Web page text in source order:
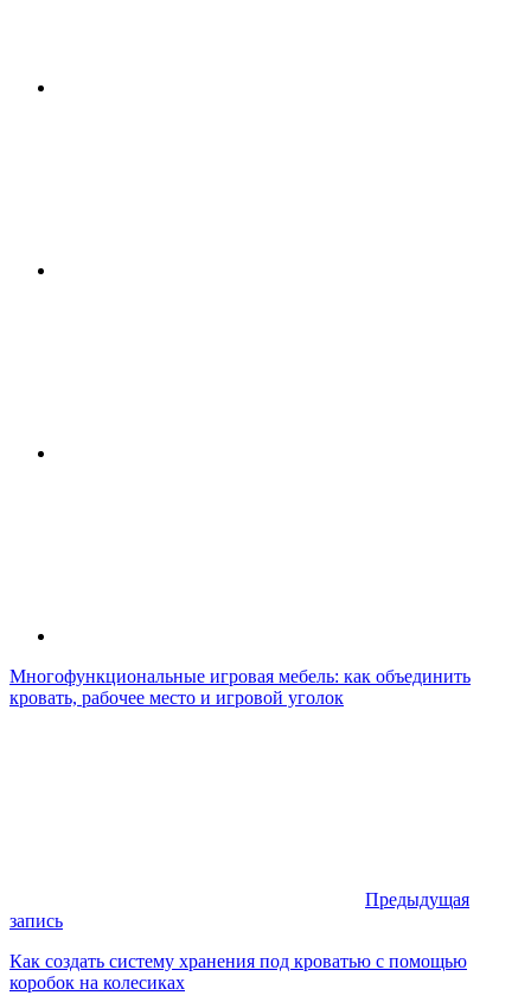
Многофункциональные игровая мебель: как объединить
кровать, рабочее место и игровой уголок
Предыдущая
запись
Как создать систему хранения под кроватью с помощью
коробок на колесиках